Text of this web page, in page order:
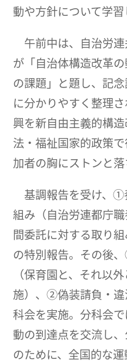
動や方針について学習
午前中は、自治労
が「自治体構造改革
の課題」と題し、記
に分かりやすく整理
興を新自由主義的構
法・福祉国家的政策
加者の胸にストンと落
基調報告を受け、①
組み（自治労連都庁
間委託に対する取り
の特別報告。その後
（保育園と、それ以
施）、②偽装請負・
科会を実施。分科会
動の到達点を交流し
のために、全国的な